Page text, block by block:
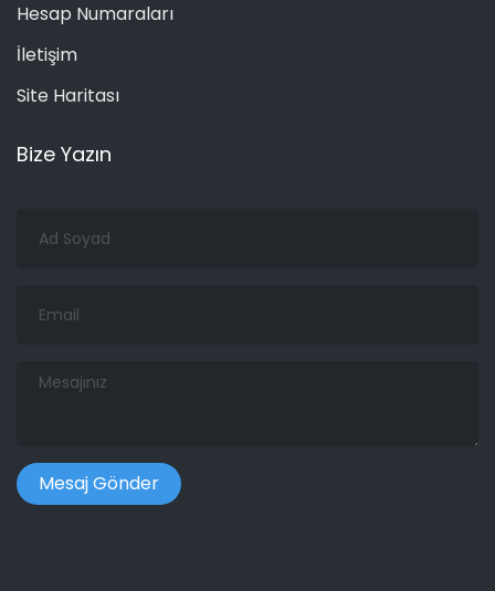
Hesap Numaraları
İletişim
Site Haritası
Bize Yazın
Soyad
Mesajınız